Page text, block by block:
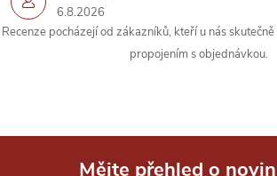
y
v
6.8.2026
Recenze pocházejí od zákazníků, kteří u nás
propojením s objednávkou.
Mějte přehled o